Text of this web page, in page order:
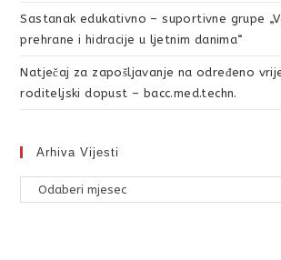
Sastanak edukativno – suportivne grupe
prehrane i hidracije u ljetnim danima“
Natječaj za zapošljavanje na određeno
roditeljski dopust – bacc.med.techn.
Arhiva Vijesti